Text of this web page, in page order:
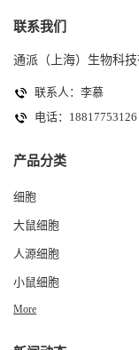
联系我们
通派（上海）生物科技
联系人：李慕
电话：18817753126
产品分类
细胞
大鼠细胞
人源细胞
小鼠细胞
More